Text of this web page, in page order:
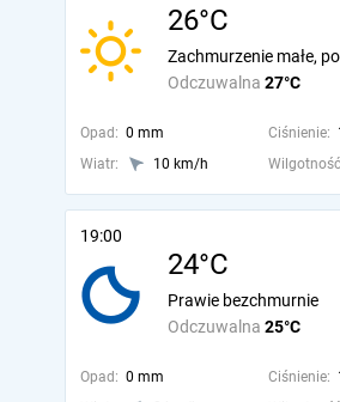
26°C
Odczuwalna 27°C
Zachmurzenie małe,
Opad: 0 mm Ciśnienie:
Wiatr:
10 km/h
19:00
24°C
Odczuwalna 25°C
Prawie bezchmurnie
Opad: 0 mm Ciśnienie: